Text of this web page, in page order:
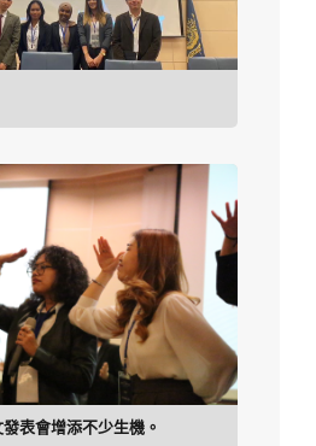
表會增添不少生機。